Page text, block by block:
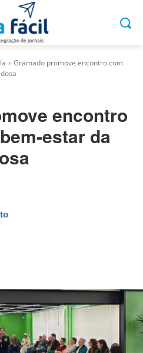
Gramado promove encontro com
encontro
estar da